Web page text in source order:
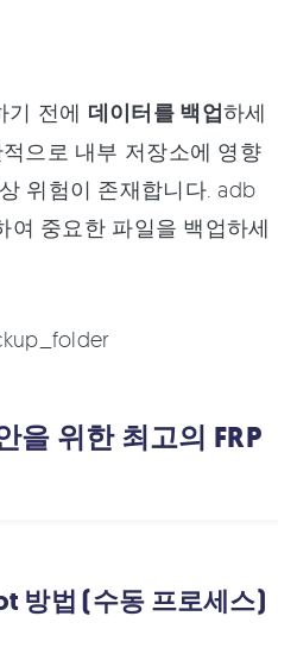
기 전에 데이터를 백업하세
으로 내부 저장소에 영향
위험이 존재합니다. adb
여 중요한 파일을 백업하세
을 위한 최고의 FRP
방법 (수동 프로세스)